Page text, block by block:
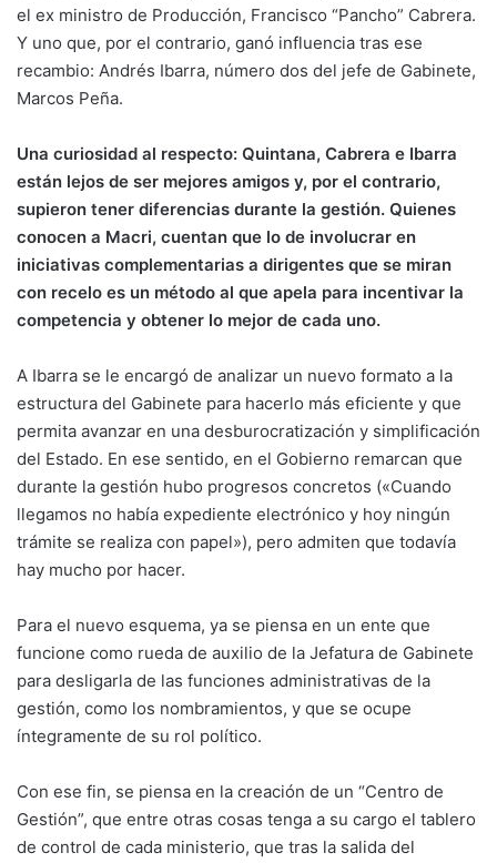
el ex ministro de Producción, Francisco “Pancho” Cabrera.
Y uno que, por el contrario, ganó influencia tras ese
recambio: Andrés Ibarra, número dos del jefe de Gabinete,
Marcos Peña.
Una curiosidad al respecto: Quintana, Cabrera e Ibarra
están lejos de ser mejores amigos y, por el contrario,
supieron tener diferencias durante la gestión. Quienes
conocen a Macri, cuentan que lo de involucrar en
iniciativas complementarias a dirigentes que se miran
con recelo es un método al que apela para incentivar la
competencia y obtener lo mejor de cada uno.
A Ibarra se le encargó de analizar un nuevo formato a la
estructura del Gabinete para hacerlo más eficiente y que
permita avanzar en una desburocratización y simplificación
del Estado. En ese sentido, en el Gobierno remarcan que
durante la gestión hubo progresos concretos («Cuando
llegamos no había expediente electrónico y hoy ningún
trámite se realiza con papel»), pero admiten que todavía
hay mucho por hacer.
Para el nuevo esquema, ya se piensa en un ente que
funcione como rueda de auxilio de la Jefatura de Gabinete
para desligarla de las funciones administrativas de la
gestión, como los nombramientos, y que se ocupe
íntegramente de su rol político.
Con ese fin, se piensa en la creación de un “Centro de
Gestión”, que entre otras cosas tenga a su cargo el tablero
de control de cada ministerio, que tras la salida del